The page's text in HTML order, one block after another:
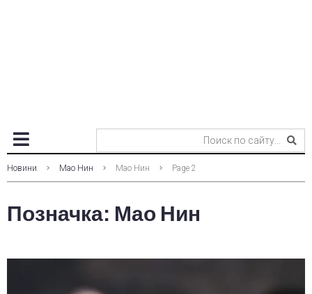
Новини Мао Нин Мао Нин Page 2
Позначка: Мао Нин